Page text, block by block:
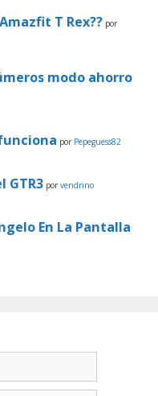
T Rex?? por
modo ahorro
por Pepeguess82
GTR3 porvendrino
En La Pantalla